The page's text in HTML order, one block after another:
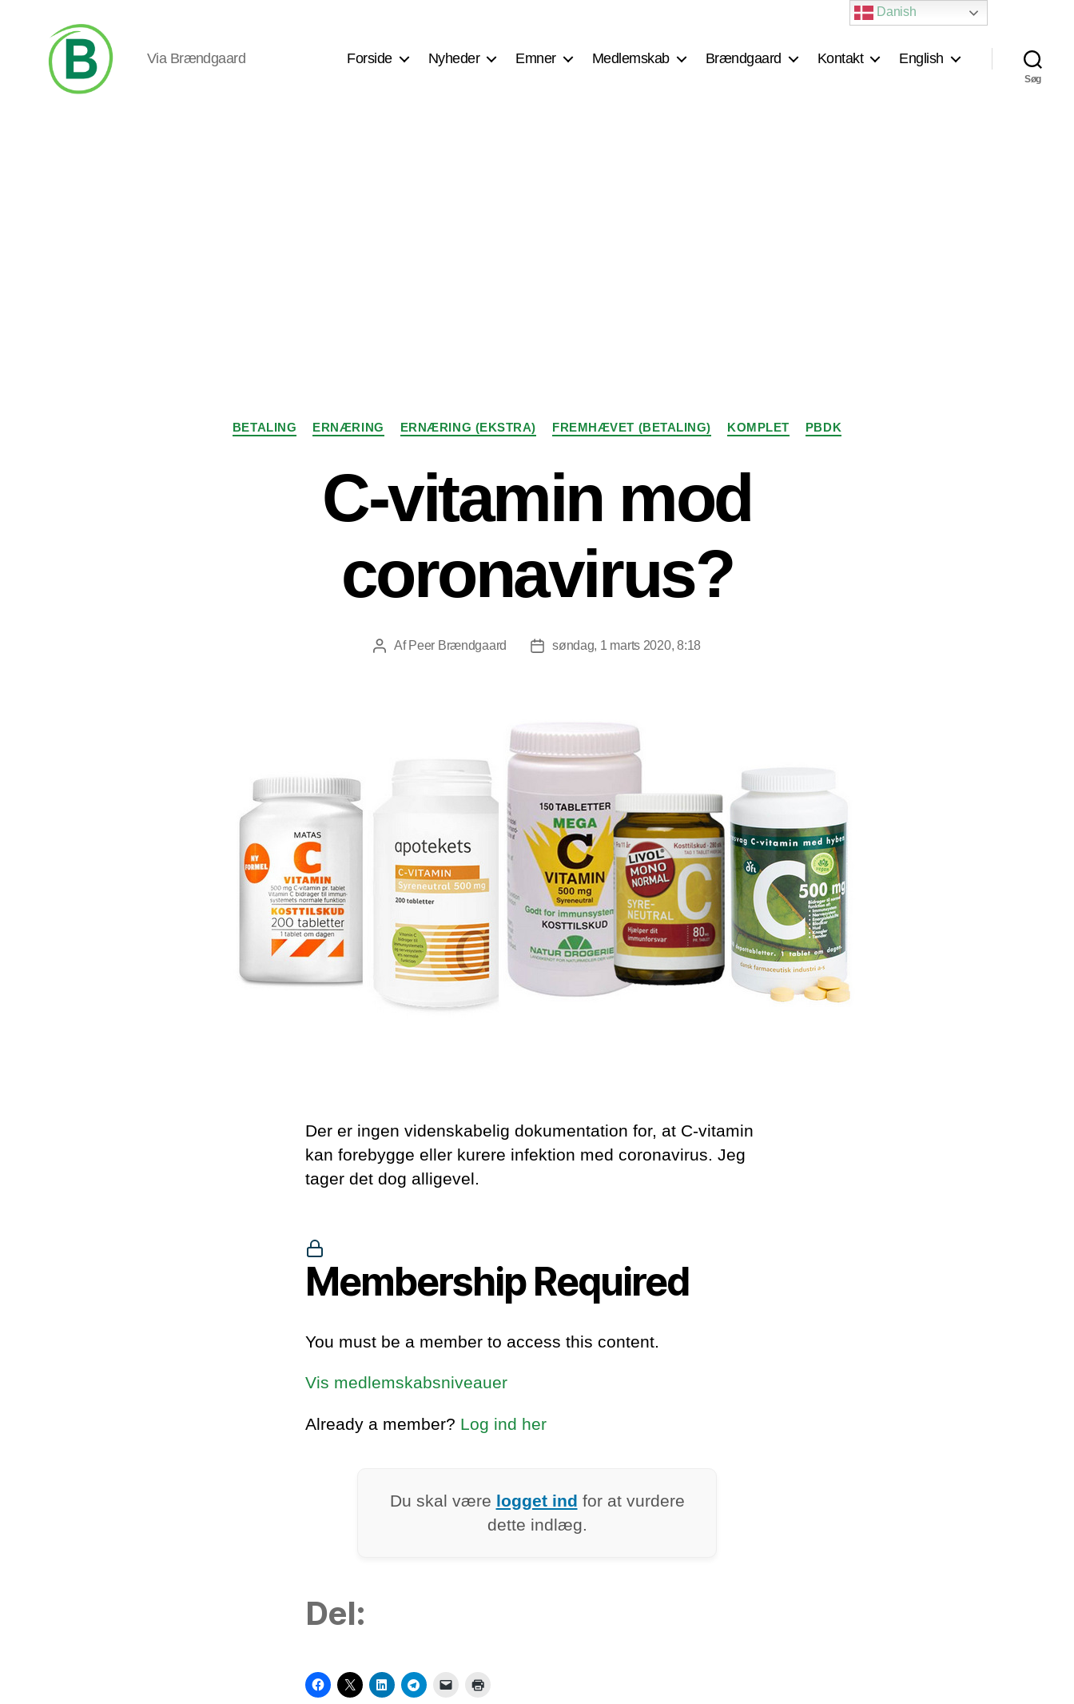
Via Brændgaard Forside Nyheder Emner Medlemskab Brændgaard Kontakt English
Søg
Kategorier
BETALING ERNÆRING ERNÆRING (EKSTRA) FREMHÆVET (BETALING) KOMPLET PBDK
C-vitamin mod
coronavirus?
Indlægsforfatter
Af Peer Brændgaard Indlægsdato
søndag, 1 marts 2020, 8:18
Der er ingen videnskabelig dokumentation for, at C-vitamin
kan forebygge eller kurere infektion med coronavirus. Jeg
tager det dog alligevel.
Membership Required
You must be a member to access this content.
Vis medlemskabsniveauer
Already a member? Log ind her
Du skal være logget ind for at vurdere
dette indlæg.
Del:
Danish